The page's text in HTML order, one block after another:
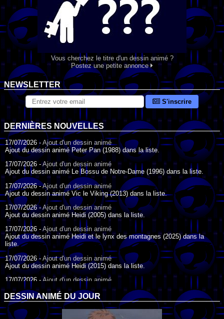
Vous cherchez le titre d'un dessin animé ?
Postez une petite annonce
NEWSLETTER
S'inscrire
DERNIÈRES NOUVELLES
17/07/2026 - Ajout d'un dessin animé
Ajout du dessin animé Peter Pan (1988) dans la liste.
17/07/2026 -Ajout d'un dessin animé
Ajout du dessin animé Le Bossu de Notre-Dame (1996) dans la liste.
17/07/2026 -Ajout d'un dessin animé
Ajout du dessin animé Vic le Viking (2013) dans la liste.
17/07/2026 -Ajout d'un dessin animé
Ajout du dessin animé Heidi (2005) dans la liste.
17/07/2026 - Ajout d'un dessin animé
Ajout du dessin animé Heidi et le lynx des montagnes (2025) dans la
liste.
17/07/2026 - Ajout d'un dessin animé
Ajout du dessin animé Heidi (2015) dans la liste.
17/07/2026 - Ajout d'un dessin animé
Ajout du dessin animé Heidi (1995) dans la liste.
09/07/2026 -Ajout d'un dessin animé
Ajout du dessin animé Genki l'Aventurier de la Chance (2006) dans la
liste.
DESSIN ANIMÉ DU JOUR